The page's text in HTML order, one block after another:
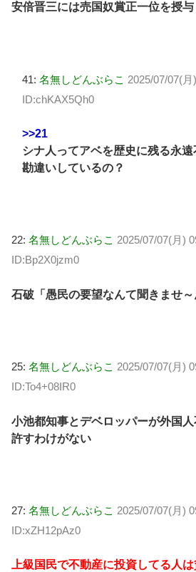
安倍晋三には売国奴賞正一位を授与
41: 名無しどんぶらこ 2025/07/07(
ID:chKAX5Qh0
>>21
シナ人ってアベを歴史に残る永
勘違いしているの？
22: 名無しどんぶらこ 2025/07/07(月)
ID:Bp2X0jzm0
石破「愚民の要望なんて聞きませ～
25: 名無しどんぶらこ 2025/07/07(月)
ID:To4+08IR0
小池都知事とデベロッパーが外国
許すわけがない
27: 名無しどんぶらこ 2025/07/07(月)
ID:xZH12pAz0
上級国民で不動産に投資してる人